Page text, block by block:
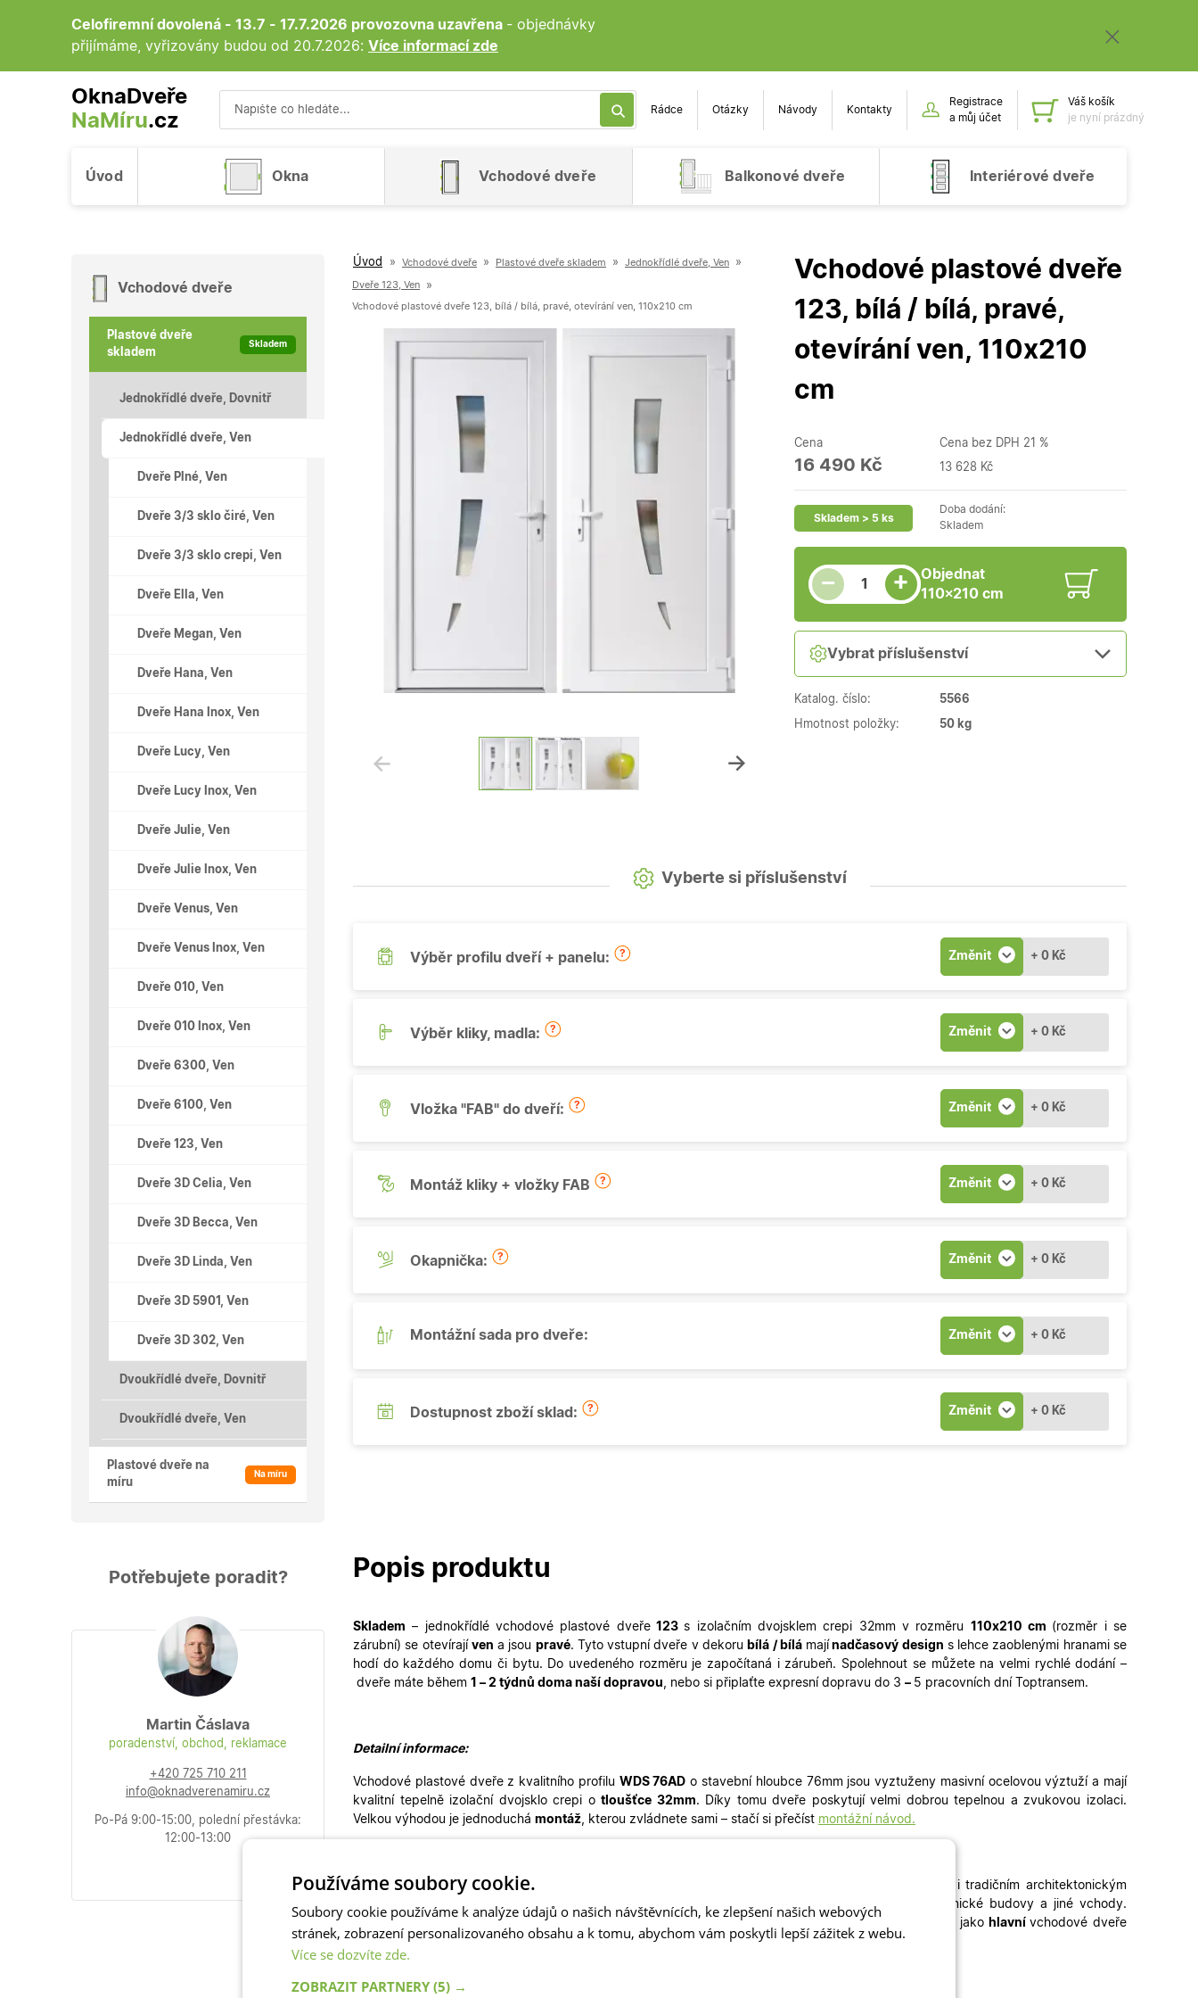
Celofiremní dovolená - 13.7 - 17.7.2026 provozovna uzavřena - objednávky
přijímáme, vyřizovány budou od 20.7.2026: Více informací zde
OknaDveře
NaMíru.cz
Rádce Otázky Návody Kontakty
Registrace
a můj účet
Obsah
Váš košík
je nyní prázdný
Úvod Okna Vchodové dveře Balkonové dveře Interiérové dveře
Úvod » Vchodové dveře » Plastové dveře skladem » Jednokřídlé dveře, Ven »
Dveře 123, Ven »
Vchodové plastové dveře 123, bílá / bílá, pravé, otevírání ven, 110x210 cm
Vchodové plastové dveře
123, bílá / bílá, pravé,
otevírání ven, 110x210
cm
Cena
16 490 Kč
Cena bez DPH 21 %
13 628 Kč
Skladem > 5 ks
Doba dodání:
Skladem
−
Snížit množství
Počet kusů +
Zvýšit množství
Objednat
110×210 cm
Vybrat příslušenství
Katalog. číslo: 5566
Hmotnost položky: 50 kg
Vyberte si příslušenství
Výběr profilu dveří + panelu: Změnit + 0 Kč
Výběr kliky, madla: Změnit + 0 Kč
Vložka "FAB" do dveří: Změnit + 0 Kč
Montáž kliky + vložky FAB Změnit + 0 Kč
Okapnička: Změnit + 0 Kč
Montážní sada pro dveře: Změnit + 0 Kč
Dostupnost zboží sklad: Změnit + 0 Kč
Popis produktu
Skladem – jednokřídlé vchodové plastové dveře123 s izolačním dvojsklem crepi 32mm v rozměru 110x210 cm (rozměr i se
zárubní) se otevírají ven a jsou pravé. Tyto vstupní dveře v dekoru bílá / bílámají nadčasový design s lehce zaoblenými hranami se
hodí do každého domu či bytu. Do uvedeného rozměru je započítaná i zárubeň. Spolehnout se můžete na velmi rychlé dodání –
dveře máte během 1 – 2 týdnů doma naší dopravou, nebo si připlaťte expresní dopravu do 3 – 5 pracovních dní Toptransem.
Detailní informace:
Vchodové plastové dveře z kvalitního profilu WDS 76AD o stavební hloubce 76mm jsou vyztuženy masivní ocelovou výztuží a mají
kvalitní tepelně izolační dvojsklo crepi otloušťce 32mm. Díky tomu dveře poskytují velmi dobrou tepelnou a zvukovou izolaci.
Velkou výhodou je jednoduchá montáž, kterou zvládnete sami – stačí si přečíst montážní návod.
Vchodové dveře s okrasnou výplní mají nadčasový design a díky tomu perfektně ladí k moderním i tradičním architektonickým
stylům. Můžete je použít pro rekonstrukce rodinných domů, také pro garáže, zadní vchody, technické budovy a jiné vchody.
Skladové dveře nejsou vhodné pro pasivní novostavby. Naše plastové dveře skladem mohou sloužit jako hlavnívchodové dveře
ivedlejší vchodové dveře. Ve stejném designu máme skladem i balkonové dveřečiplastová okna
Vchodové dveře
Plastové dveře
skladem
Skladem
Jednokřídlé dveře, Dovnitř
Jednokřídlé dveře, Ven
Dveře Plné, Ven
Dveře 3/3 sklo čiré, Ven
Dveře 3/3 sklo crepi, Ven
Dveře Ella, Ven
Dveře Megan, Ven
Dveře Hana, Ven
Dveře Hana Inox, Ven
Dveře Lucy, Ven
Dveře Lucy Inox, Ven
Dveře Julie, Ven
Dveře Julie Inox, Ven
Dveře Venus, Ven
Dveře Venus Inox, Ven
Dveře 010, Ven
Dveře 010 Inox, Ven
Dveře 6300, Ven
Dveře 6100, Ven
Dveře 123, Ven
Dveře 3D Celia, Ven
Dveře 3D Becca, Ven
Dveře 3D Linda, Ven
Dveře 3D 5901, Ven
Dveře 3D 302, Ven
Dvoukřídlé dveře, Dovnitř
Dvoukřídlé dveře, Ven
Plastové dveře na
míru
Na míru
Potřebujete poradit?
Martin Čáslava
poradenství, obchod, reklamace
+420 725 710 211
info@oknadverenamiru.cz
Po-Pá 9:00-15:00, polední přestávka:
12:00-13:00
Používáme soubory cookie.
Soubory cookie používáme k analýze údajů o našich návštěvnících, ke zlepšení našich webových
stránek, zobrazení personalizovaného obsahu a k tomu, abychom vám poskytli lepší zážitek z webu.
Více se dozvíte zde.
ZOBRAZIT PARTNERY (5) →